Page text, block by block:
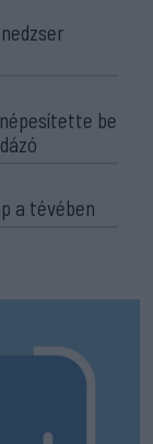
be
a tévében